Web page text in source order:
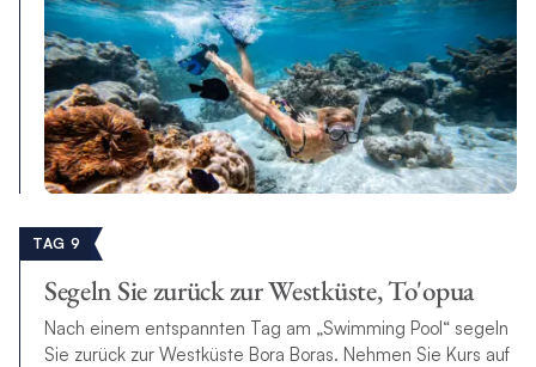
TAG 9
Segeln Sie zurück zur Westküste, To'opua
Nach einem entspannten Tag am „Swimming Pool“ segeln
Sie zurück zur Westküste Bora Boras. Nehmen Sie Kurs auf